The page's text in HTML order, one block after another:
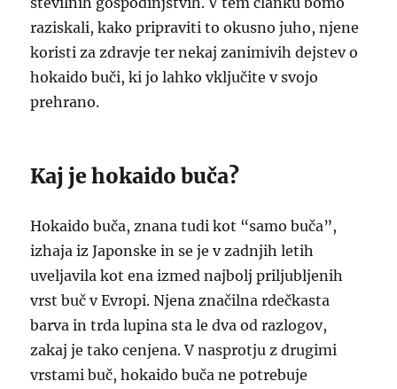
raziskali, kako pripraviti to okusno juho, njene
koristi za zdravje ter nekaj zanimivih dejstev o
hokaido buči, ki jo lahko vključite v svojo
prehrano.
Kaj je hokaido buča?
Hokaido buča, znana tudi kot “samo buča”,
izhaja iz Japonske in se je v zadnjih letih
uveljavila kot ena izmed najbolj priljubljenih
vrst buč v Evropi. Njena značilna rdečkasta
barva in trda lupina sta le dva od razlogov,
zakaj je tako cenjena. V nasprotju z drugimi
vrstami buč, hokaido buča ne potrebuje